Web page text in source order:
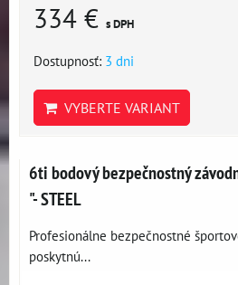
334 € s DPH
Dostupnosť: 3 dni
VYBERTE VARIANT
6ti bodový bezpečnostný
"- STEEL
Profesionálne bezpečnostné
poskytnú...